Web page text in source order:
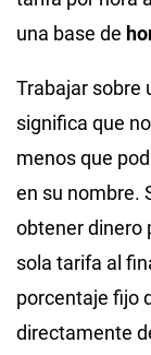
una base de
Trabajar sobre
significa que
menos que
en su nombre.
obtener dinero
sola tarifa al
porcentaje fijo
directamente